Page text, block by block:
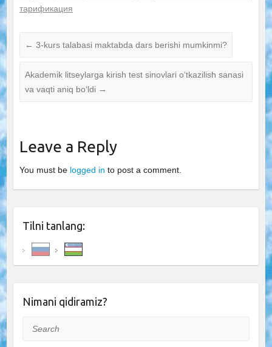
тарификация
← 3-kurs talabasi maktabda dars berishi mumkinmi?
Akademik litseylarga kirish test sinovlari o‘tkazilish sanasi
va vaqti aniq bo‘ldi →
Leave a Reply
You must be logged in to post a comment.
Tilni tanlang:
Nimani qidiramiz?
Search